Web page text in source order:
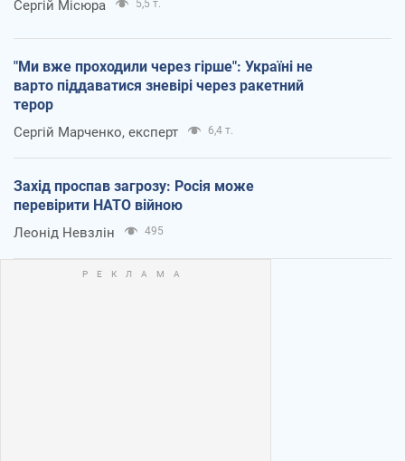
Сергій Місюра 5,5 т.
"Ми вже проходили через гірше": Україні не
варто піддаватися зневірі через ракетний
терор
Сергій Марченко, експерт 6,4 т.
Захід проспав загрозу: Росія може
перевірити НАТО війною
Леонід Невзлін 495